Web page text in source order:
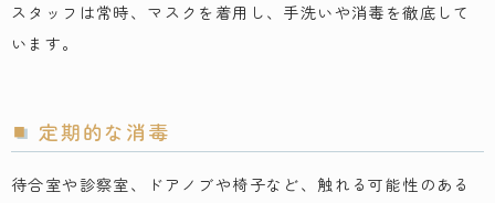
スタッフは常時、マスクを着用し、手洗いや消毒を徹底して
います。
定期的な消毒
待合室や診察室、ドアノブや椅子など、触れる可能性のある